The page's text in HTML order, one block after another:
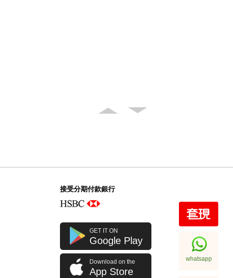
接受分期付款銀行
GET IT ON
Google Play
Download on the
App Store
whatsapp